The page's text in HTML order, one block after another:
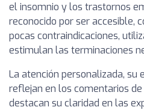
el insomnio y los trastornos
reconocido por ser accesible,
pocas contraindicaciones,
estimulan las terminaciones
La atención personalizada, su
reflejan en los comentarios de
destacan su claridad en las